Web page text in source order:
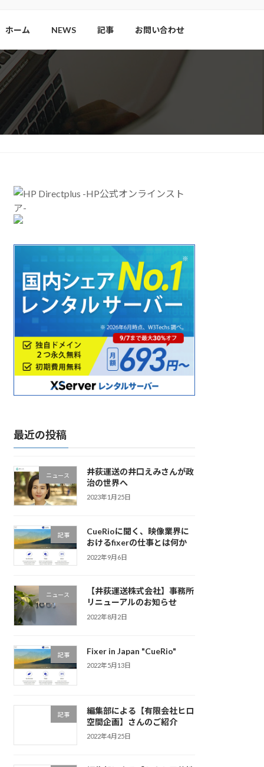
ホーム NEWS 記事 お問い合わせ
最近の投稿
ニュース
井荻運送の井口えみさんが政
治の世界へ
2023年1月25日
記事
CueRioに聞く、映像業界に
おけるfixerの仕事とは何か
2022年9月6日
ニュース
【井荻運送株式会社】事務所
リニューアルのお知らせ
2022年8月2日
記事 Fixer in Japan "CueRio"
2022年5月13日
記事
編集部による【有限会社ヒロ
空間企画】さんのご紹介
2022年4月25日